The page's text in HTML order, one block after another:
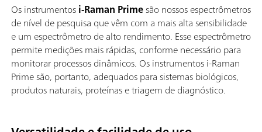
Os instrumentosi-Raman Primesão nossos espectrômetros
de nível de pesquisa que vêm com a mais alta sensibilidade
e um espectrômetro de alto rendimento. Esse espectrômetro
permite medições mais rápidas, conforme necessário para
monitorar processos dinâmicos. Os instrumentos i-Raman
Prime são, portanto, adequados para sistemas biológicos,
produtos naturais, proteínas e triagem de diagnóstico.